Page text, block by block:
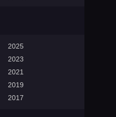
2025
2023
2021
2019
2017